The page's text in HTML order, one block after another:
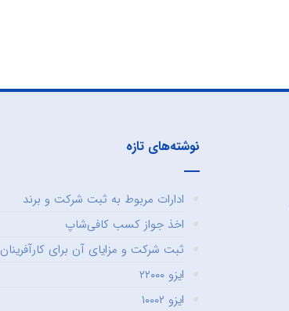
نوشته‌های تازه
ادارات مربوط به ثبت شرکت و برند
اخذ جواز کسب کافی‌شاپ
ثبت شرکت و مزایای آن برای کارآفرینان
ایزو ۲۲۰۰۰
ایزو ۱۰۰۰۲